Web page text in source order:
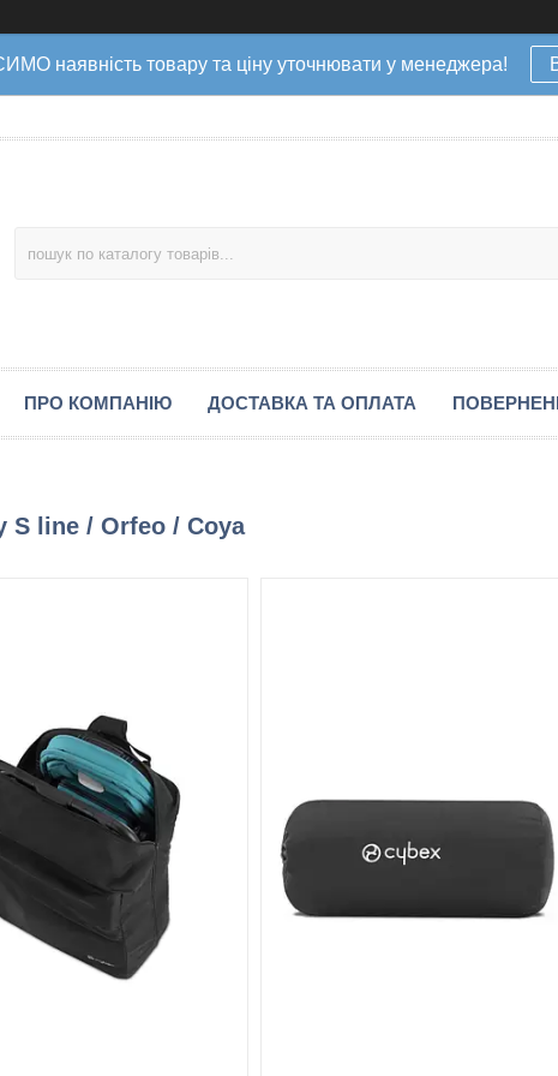
наявність товару та ціну уточнювати у менеджера!
ПРО КОМПАНІЮ ДОСТАВКА ТА ОПЛАТА
S line / Orfeo / Coya